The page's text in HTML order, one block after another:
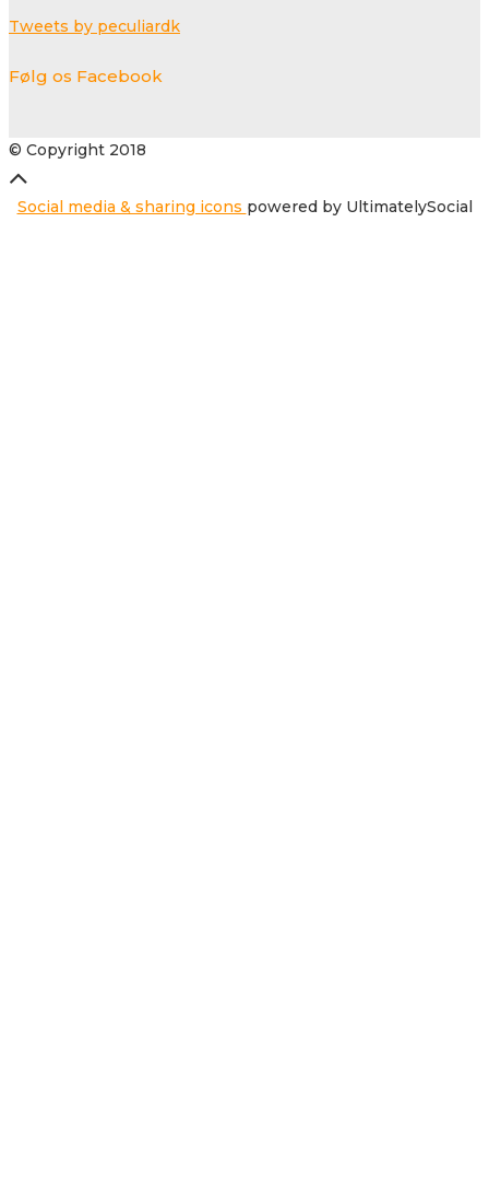
Tweets by peculiardk
Følg os Facebook
© Copyright 2018
Social media & sharing icons powered by UltimatelySocial